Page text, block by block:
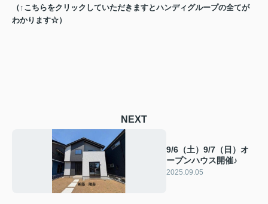
（↑こちらをクリックしていただきますとハンディグループの全てが
わかります☆）
NEXT
9/6（土）9/7（日）オ
ープンハウス開催♪
2025.09.05